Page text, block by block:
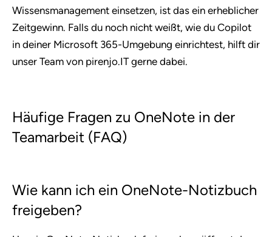
Wissensmanagement einsetzen, ist das ein erheblicher
Zeitgewinn. Falls du noch nicht weißt, wie du Copilot
in deiner Microsoft 365-Umgebung einrichtest, hilft dir
unser Team von pirenjo.IT gerne dabei.
Häufige Fragen zu OneNote in der
Teamarbeit (FAQ)
Wie kann ich ein OneNote-Notizbuch
freigeben?